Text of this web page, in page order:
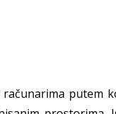
putem